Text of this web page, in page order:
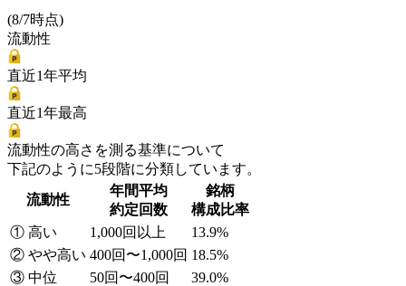
(8/7時点)
流動性
直近1年平均
直近1年最高
流動性の高さを測る基準について
下記のように5段階に分類しています。
流動性
年間平均
約定回数
銘柄
構成比率
① 高い
1,000回以上
13.9%
② やや高い 400回〜1,000回 18.5%
③ 中位
50回〜400回
39.0%